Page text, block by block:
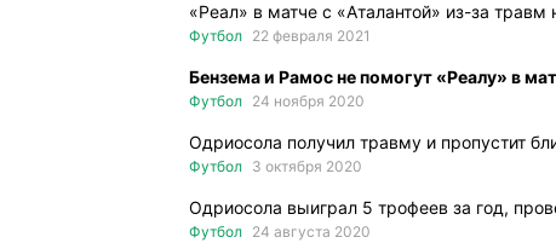
«Реал» в матче с «Аталантой» из-за
Футбол 22 февраля 2021
Бензема и Рамос не помогут «Реалу» в
Футбол 24 ноября 2020
Одриосола получил травму и пропустит
Футбол 3 октября 2020
Одриосола выиграл 5 трофеев за год,
Футбол 24 августа 2020